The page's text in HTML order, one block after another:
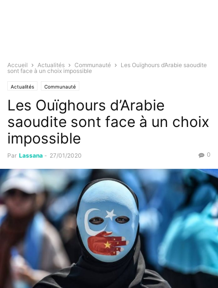
Accueil Actualités Communauté
Les Ouïghours d’Arabie saoudite
sont face à un choix impossible
Actualités Communauté
Les Ouïghours d’Arabie
saoudite sont face à un choix
impossible
Par Lassana - 27/01/2020 0